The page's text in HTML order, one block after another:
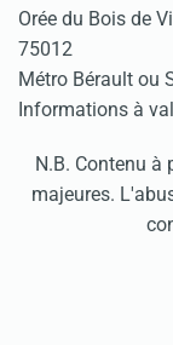
Orée du Bois de
75012
Métro Bérault ou
Informations à
N.B. Contenu à
majeures.